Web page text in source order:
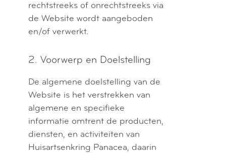
rechtstreeks of onrechtstreeks via
de Website wordt aangeboden
en/of verwerkt.
2. Voorwerp en Doelstelling
De algemene doelstelling van de
Website is het verstrekken van
algemene en specifieke
informatie omtrent de producten,
diensten, en activiteiten van
Huisartsenkring Panacea, daarin